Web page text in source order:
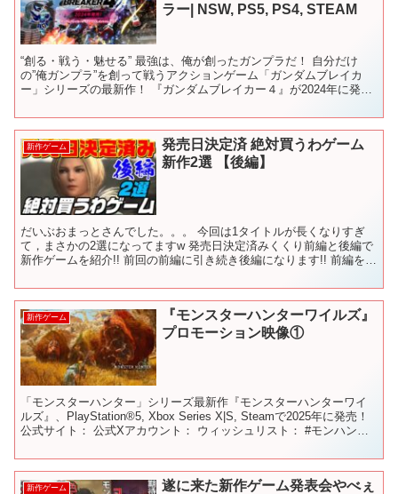
ラー| NSW, PS5, PS4, STEAM
“創る・戦う・魅せる” 最強は、俺が創ったガンプラだ！ 自分だけ
の”俺ガンプラ”を創って戦うアクションゲーム「ガンダムブレイカ
ー」シリーズの最新作！ 『ガンダムブレイカー４』が2024年に発売
新作ゲーム
発売日決定済 絶対買うわゲーム
新作2選 【後編】
だいぶおまっとさんでした。。。 今回は1タイトルが長くなりすぎ
て，まさかの2選になってますw 発売日決定済みくくり前編と後編で
新作ゲームを紹介!! 前回の前編に引き続き後編になります!! 前編を観
新作ゲーム
『モンスターハンターワイルズ』
プロモーション映像①
「モンスターハンター」シリーズ最新作『モンスターハンターワイ
ルズ』、PlayStation®5, Xbox Series X|S, Steamで2025年に発売！
公式サイト： 公式Xアカウント： ウィッシュリスト： #モンハンワ
新作ゲーム
遂に来た新作ゲーム発表会やべぇ